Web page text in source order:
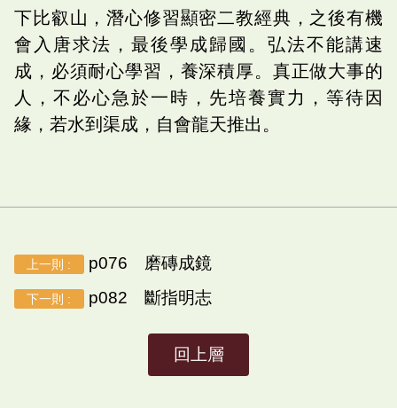
下比叡山，潛心修習顯密二教經典，之後有機
會入唐求法，最後學成歸國。弘法不能講速
成，必須耐心學習，養深積厚。真正做大事的
人，不必心急於一時，先培養實力，等待因
緣，若水到渠成，自會龍天推出。
上一則 : p076 磨磚成鏡
下一則 : p082 斷指明志
回上層